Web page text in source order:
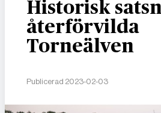
Historisk
återförvilda
Torneälven
Publicerad 2023-02-03